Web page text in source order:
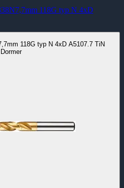
118G typ N 4xD
118G typ N 4xD A5107.7 TiN
Dormer